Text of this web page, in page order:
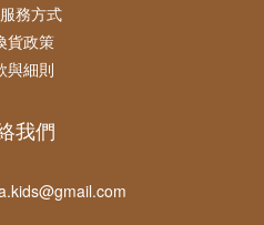
務方式
貨政策
與細則
我們